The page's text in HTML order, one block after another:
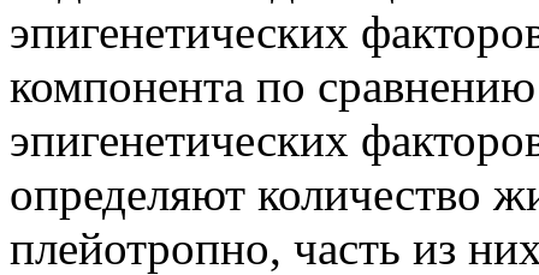
эпигенетических
компонента по
эпигенетических
определяют количество
плейотропно, часть из